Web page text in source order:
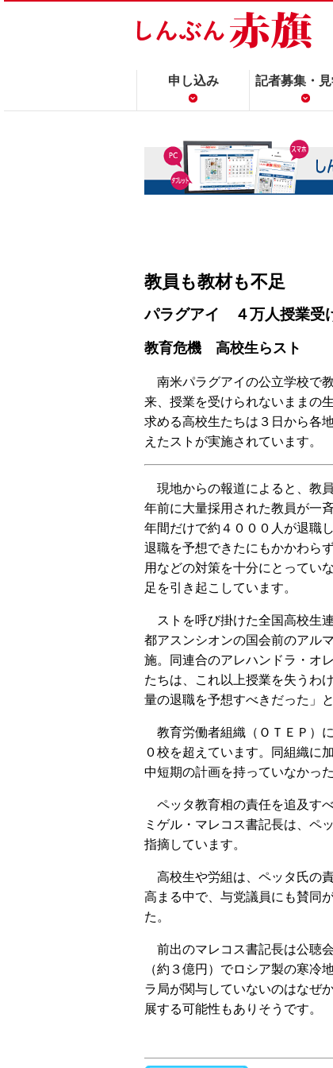
申し込み 記者募集・
教員も教材も不足
パラグアイ ４万人授業受
教育危機 高校生らスト
南米パラグアイの公立学校で
来、授業を受けられないままの
求める高校生たちは３日から各
えたストが実施されています。
現地からの報道によると、教
年前に大量採用された教員が一
年間だけで約４０００人が退職
退職を予想できたにもかかわら
用などの対策を十分にとってい
足を引き起こしています。
ストを呼び掛けた全国高校生
都アスンシオンの国会前のアル
施。同連合のアレハンドラ・オ
たちは、これ以上授業を失うわ
量の退職を予想すべきだった」
教育労働者組織（ＯＴＥＰ）
０校を超えています。同組織に
中短期の計画を持っていなかっ
ペッタ教育相の責任を追及す
ミゲル・マレコス書記長は、ペ
指摘しています。
高校生や労組は、ペッタ氏の
高まる中で、与党議員にも賛同
た。
前出のマレコス書記長は公聴
（約３億円）でロシア製の寒冷
ラ局が関与していないのはなぜ
展する可能性もありそうです。